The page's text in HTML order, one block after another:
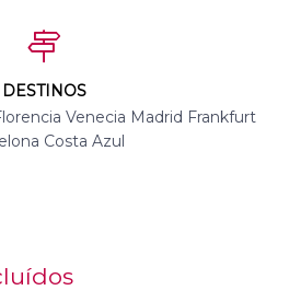
DESTINOS
Venecia Madrid Frankfurt
Costa Azul